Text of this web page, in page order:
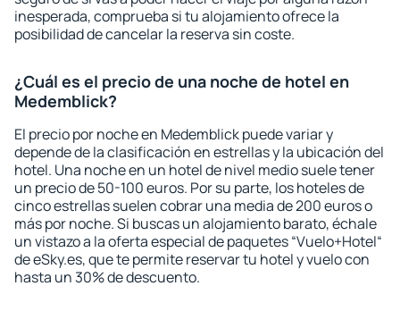
inesperada, comprueba si tu alojamiento ofrece la
posibilidad de cancelar la reserva sin coste.
¿Cuál es el precio de una noche de hotel en
Medemblick?
El precio por noche en Medemblick puede variar y
depende de la clasificación en estrellas y la ubicación del
hotel. Una noche en un hotel de nivel medio suele tener
un precio de 50-100 euros. Por su parte, los hoteles de
cinco estrellas suelen cobrar una media de 200 euros o
más por noche. Si buscas un alojamiento barato, échale
un vistazo a la oferta especial de paquetes “Vuelo+Hotel“
de eSky.es, que te permite reservar tu hotel y vuelo con
hasta un 30% de descuento.